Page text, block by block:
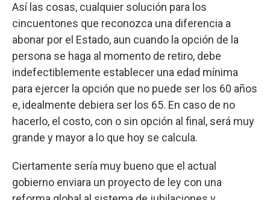
Así las cosas, cualquier solución para los
cincuentones que reconozca una diferencia a
abonar por el Estado, aun cuando la opción de la
persona se haga al momento de retiro, debe
indefectiblemente establecer una edad mínima
para ejercer la opción que no puede ser los 60 años
e, idealmente debiera ser los 65. En caso de no
hacerlo, el costo, con o sin opción al final, será muy
grande y mayor a lo que hoy se calcula.
Ciertamente sería muy bueno que el actual
gobierno enviara un proyecto de ley con una